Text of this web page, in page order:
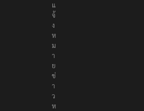
ธ์
แ
จ้
ง
ห
ม
า
ย
ข่
า
ว